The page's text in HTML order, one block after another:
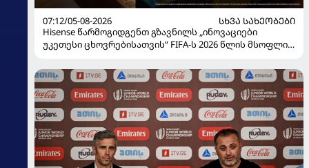
07:12/05-08-2026
ᲡᲮᲕᲐ ᲡᲐᲮᲔᲝᲑᲔᲑᲘ
Hisense წარმოგიდგენთ გზავნილს „ინოვაციები
უკეთესი ცხოვრებისათვის“ FIFA-ს 2026 წლის მსოფლიო